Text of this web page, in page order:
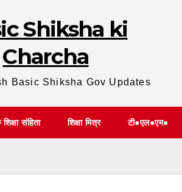
Shiksha ki
Charcha
Basic Shiksha Gov Updates
संहिता शिक्षा मित्र टी●एल●एम●